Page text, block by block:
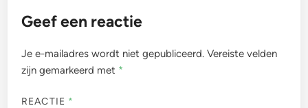
Geef een reactie
Je e-mailadres wordt niet gepubliceerd. Vereiste velden
zijn gemarkeerd met *
REACTIE *